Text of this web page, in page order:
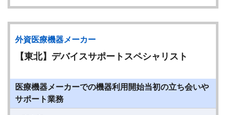
外資医療機器メーカー
【東北】デバイスサポートスペシャリスト
医療機器メーカーでの機器利用開始当初の立ち会いや
サポート業務